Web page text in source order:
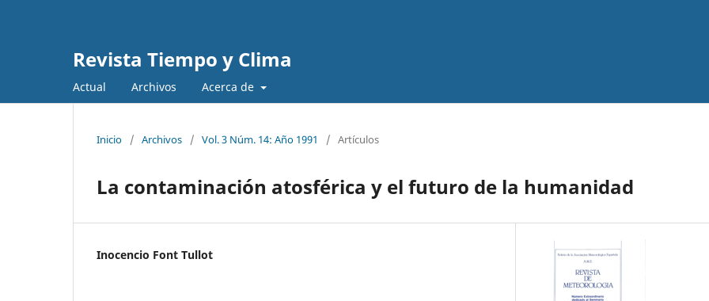
Revista Tiempo y Clima
Actual Archivos Acerca de
Inicio / Archivos / Vol. 3 Núm. 14: Año 1991 / Artículos
La contaminación atosférica y el futuro de la humanidad
Inocencio Font Tullot